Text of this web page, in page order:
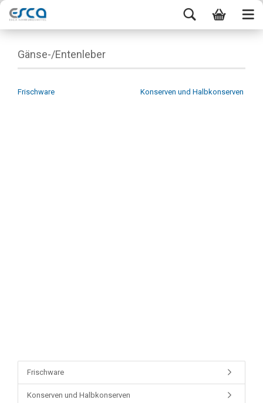
Gänse-/Entenleber
Frischware Konserven und Halbkonserven
Frischware
Konserven und Halbkonserven